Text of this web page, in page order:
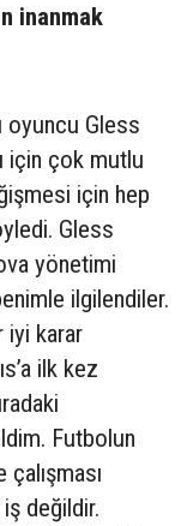
inanmak
oyuncu Gless
için çok mutlu
için hep
Gless
yönetimi
ilgilendiler.
iyi karar
ilk kez
Futbolun
iş değildir.